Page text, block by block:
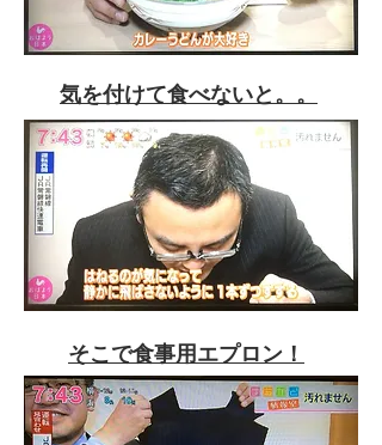
気を付けて食べないと。。
​そこで食事用エプロン！